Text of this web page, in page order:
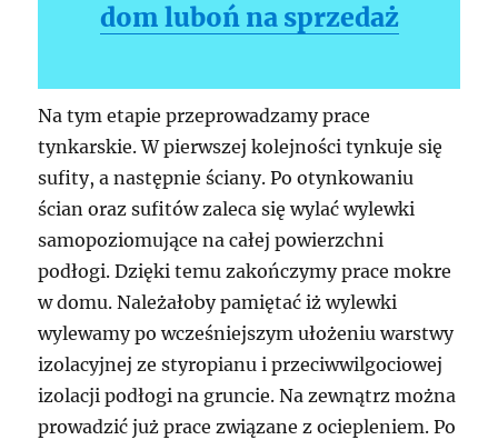
dom luboń na sprzedaż
Na tym etapie przeprowadzamy prace
tynkarskie. W pierwszej kolejności tynkuje się
sufity, a następnie ściany. Po otynkowaniu
ścian oraz sufitów zaleca się wylać wylewki
samopoziomujące na całej powierzchni
podłogi. Dzięki temu zakończymy prace mokre
w domu. Należałoby pamiętać iż wylewki
wylewamy po wcześniejszym ułożeniu warstwy
izolacyjnej ze styropianu i przeciwwilgociowej
izolacji podłogi na gruncie. Na zewnątrz można
prowadzić już prace związane z ociepleniem. Po